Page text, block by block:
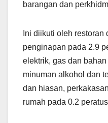
barangan dan
Ini diikuti oleh restoran
penginapan pada 2.9
elektrik, gas dan
minuman alkohol dan
dan hiasan,
rumah pada 0.2